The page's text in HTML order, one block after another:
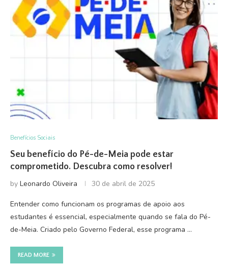
Benefícios Sociais
Seu benefício do Pé-de-Meia pode estar
comprometido. Descubra como resolver!
by Leonardo Oliveira 30 de abril de 2025
Entender como funcionam os programas de apoio aos
estudantes é essencial, especialmente quando se fala do Pé-
de-Meia. Criado pelo Governo Federal, esse programa …
READ MORE